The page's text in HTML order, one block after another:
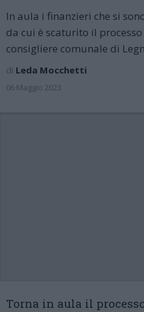
In aula i finanzieri che si
da cui è scaturito il
consigliere comunale di
di Leda Mocchetti
06 Maggio 2023
Torna in aula il